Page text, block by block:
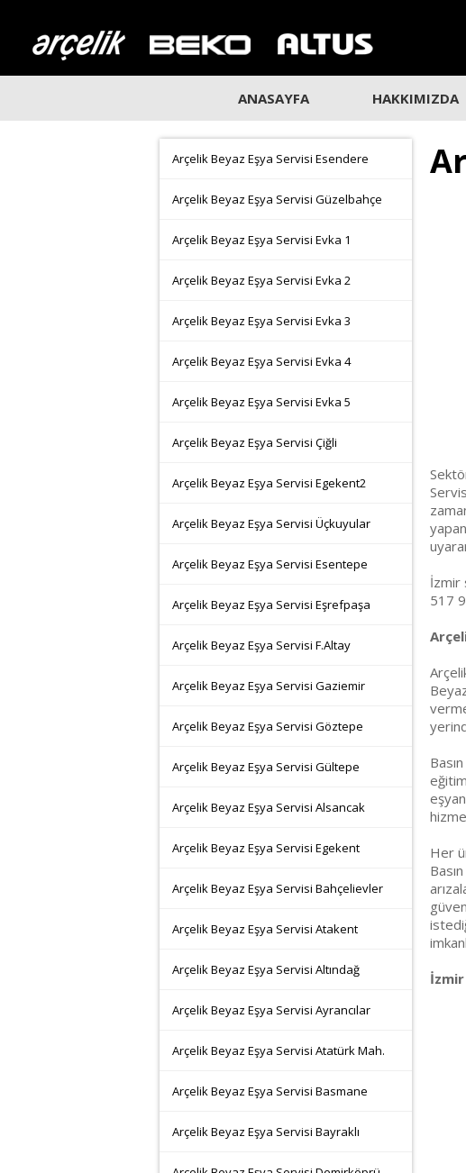
ANASAYFA HAKKIMIZDA
İzmir
517
Her
İzmir
Arçelik Beyaz Eşya Servisi Esendere
Arçelik Beyaz Eşya Servisi Güzelbahçe
Arçelik Beyaz Eşya Servisi Evka 1
Arçelik Beyaz Eşya Servisi Evka 2
Arçelik Beyaz Eşya Servisi Evka 3
Arçelik Beyaz Eşya Servisi Evka 4
Arçelik Beyaz Eşya Servisi Evka 5
Arçelik Beyaz Eşya Servisi Çiğli
Arçelik Beyaz Eşya Servisi Egekent2
Arçelik Beyaz Eşya Servisi Üçkuyular
Arçelik Beyaz Eşya Servisi Esentepe
Arçelik Beyaz Eşya Servisi Eşrefpaşa
Arçelik Beyaz Eşya Servisi F.Altay
Arçelik Beyaz Eşya Servisi Gaziemir
Arçelik Beyaz Eşya Servisi Göztepe
Arçelik Beyaz Eşya Servisi Gültepe
Arçelik Beyaz Eşya Servisi Alsancak
Arçelik Beyaz Eşya Servisi Egekent
Arçelik Beyaz Eşya Servisi Bahçelievler
Arçelik Beyaz Eşya Servisi Atakent
Arçelik Beyaz Eşya Servisi Altındağ
Arçelik Beyaz Eşya Servisi Ayrancılar
Arçelik Beyaz Eşya Servisi Atatürk Mah.
Arçelik Beyaz Eşya Servisi Basmane
Arçelik Beyaz Eşya Servisi Bayraklı